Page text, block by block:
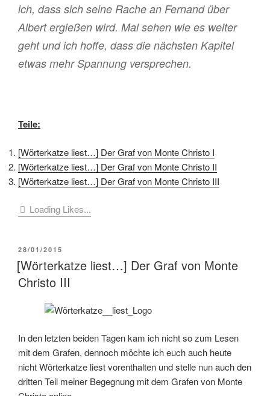
ich, dass sich seine Rache an Fernand über
Albert ergießen wird. Mal sehen wie es weiter
geht und ich hoffe, dass die nächsten Kapitel
etwas mehr Spannung versprechen.
Teile:
[Wörterkatze liest…] Der Graf von Monte Christo I
[Wörterkatze liest…] Der Graf von Monte Christo II
[Wörterkatze liest…] Der Graf von Monte Christo III
Loading Likes...
VERÖFFENTLICHT
AM
28/01/2015
[Wörterkatze liest…] Der Graf von Monte
Christo III
In den letzten beiden Tagen kam ich nicht so zum Lesen
mit dem Grafen, dennoch möchte ich euch auch heute
nicht Wörterkatze liest vorenthalten und stelle nun auch den
dritten Teil meiner Begegnung mit dem Grafen von Monte